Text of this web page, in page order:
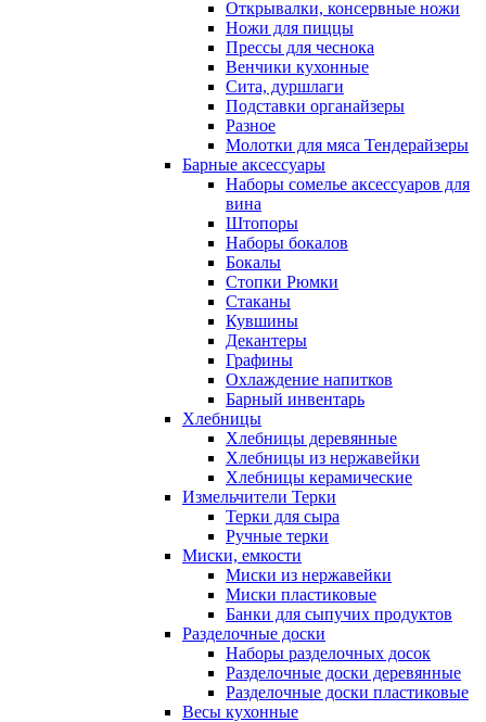
Открывалки, консервные ножи
Ножи для пиццы
Прессы для чеснока
Венчики кухонные
Сита, дуршлаги
Подставки органайзеры
Разное
Молотки для мяса Тендерайзеры
Барные аксессуары
Наборы сомелье аксессуаров для
вина
Штопоры
Наборы бокалов
Бокалы
Стопки Рюмки
Стаканы
Кувшины
Декантеры
Графины
Охлаждение напитков
Барный инвентарь
Хлебницы
Хлебницы деревянные
Хлебницы из нержавейки
Хлебницы керамические
Измельчители Терки
Терки для сыра
Ручные терки
Миски, емкости
Миски из нержавейки
Миски пластиковые
Банки для сыпучих продуктов
Разделочные доски
Наборы разделочных досок
Разделочные доски деревянные
Разделочные доски пластиковые
Весы кухонные